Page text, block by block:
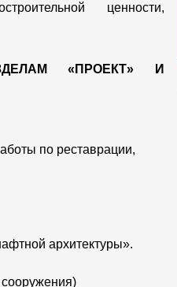
ценности,
«ПРОЕКТ» И
по реставрации,
архитектуры».